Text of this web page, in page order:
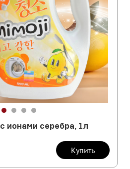
ионами серебра, 1л
Купить